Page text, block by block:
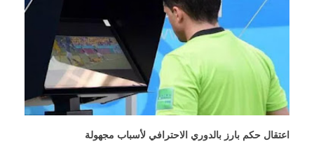
اعتقال حكم بارز بالدوري الاحترافي لأسباب مجهولة